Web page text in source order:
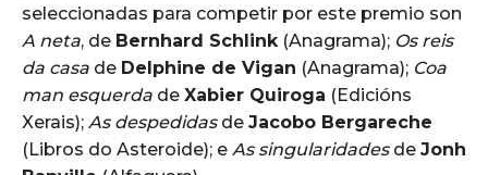
seleccionadas para competir por este premio son
A neta, de Bernhard Schlink (Anagrama); Os reis
da casa de Delphine de Vigan (Anagrama); Coa
man esquerda de Xabier Quiroga (Edicións
Xerais); As despedidasde Jacobo Bergareche
(Libros do Asteroide); e As singularidadesde Jonh